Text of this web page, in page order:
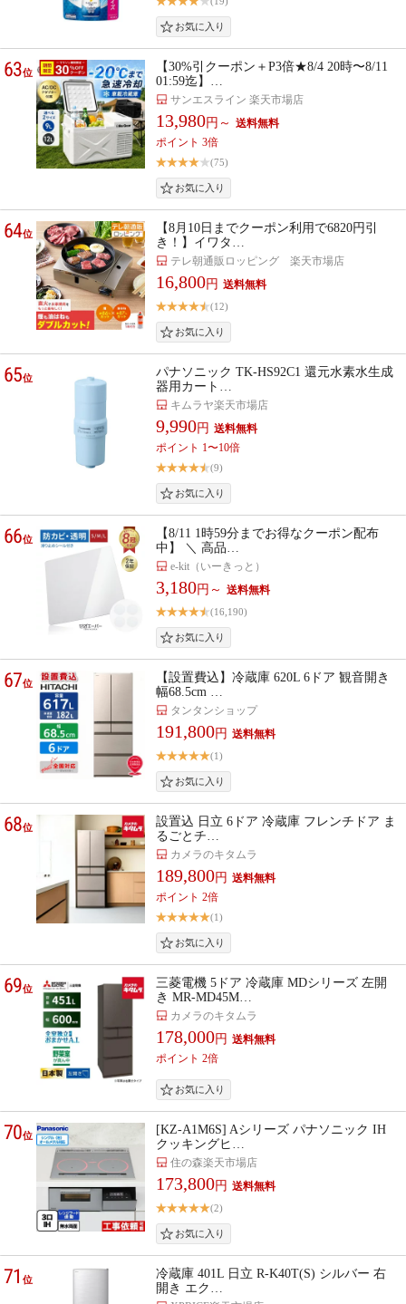
63位
【30%引クーポン＋P3倍★8/4 20時〜8/11
01:59迄】…
サンエスライン 楽天市場店
13,980円～
ポイント 3倍
(75)
64位
【8月10日までクーポン利用で6820円引
き！】イワタ…
テレ朝通販ロッピング 楽天市場店
16,800円
(12)
65位
パナソニック TK-HS92C1 還元水素水生成
器用カート…
キムラヤ楽天市場店
9,990円
ポイント 1〜10倍
(9)
66位
【8/11 1時59分までお得なクーポン配布
中】 ＼ 高品…
e-kit（いーきっと）
3,180円～
(16,190)
67位
【設置費込】冷蔵庫 620L 6ドア 観音開き
幅68.5cm …
タンタンショップ
191,800円
(1)
68位
設置込 日立 6ドア 冷蔵庫 フレンチドア ま
るごとチ…
カメラのキタムラ
189,800円
ポイント 2倍
(1)
69位
三菱電機 5ドア 冷蔵庫 MDシリーズ 左開
き MR-MD45M…
カメラのキタムラ
178,000円
ポイント 2倍
70位
[KZ-A1M6S] Aシリーズ パナソニック IH
クッキングヒ…
住の森楽天市場店
173,800円
(2)
71位
冷蔵庫 401L 日立 R-K40T(S) シルバー 右
開き エク…